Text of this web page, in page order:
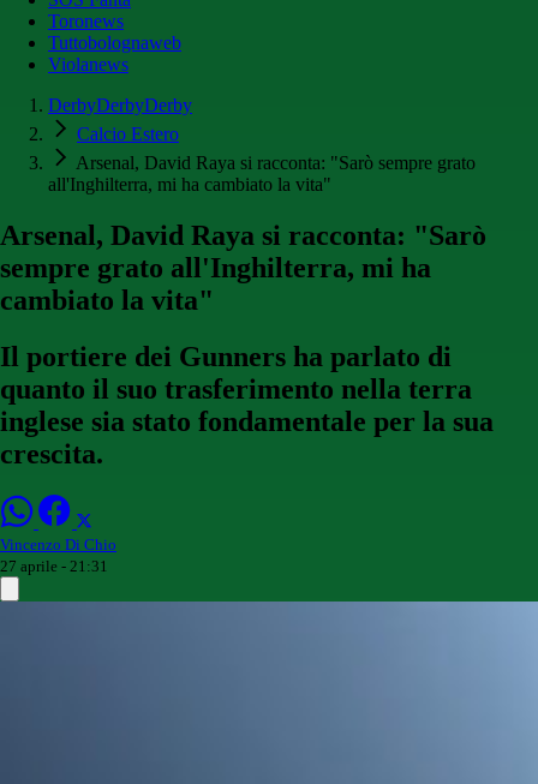
Toronews
Tuttobolognaweb
Violanews
DerbyDerbyDerby
Calcio Estero
Arsenal, David Raya si racconta: "Sarò sempre grato
all'Inghilterra, mi ha cambiato la vita"
Arsenal, David Raya si racconta: "Sarò
sempre grato all'Inghilterra, mi ha
cambiato la vita"
Il portiere dei Gunners ha parlato di
quanto il suo trasferimento nella terra
inglese sia stato fondamentale per la sua
crescita.
Vincenzo Di Chio
27 aprile - 21:31